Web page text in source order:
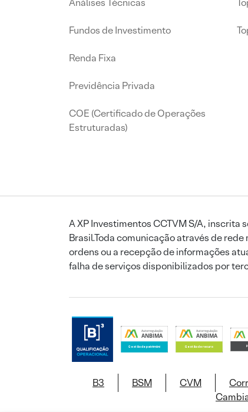
Análises Técnicas
Fundos de Investimento
Renda Fixa
Previdência Privada
COE (Certificado de Operações
Estruturadas)
A XP Investimentos CCTVM S/A,
Brasil.Toda comunicação através de
ordens ou a recepção de informações
falha de serviços disponibilizados por
B3 BSM CVM